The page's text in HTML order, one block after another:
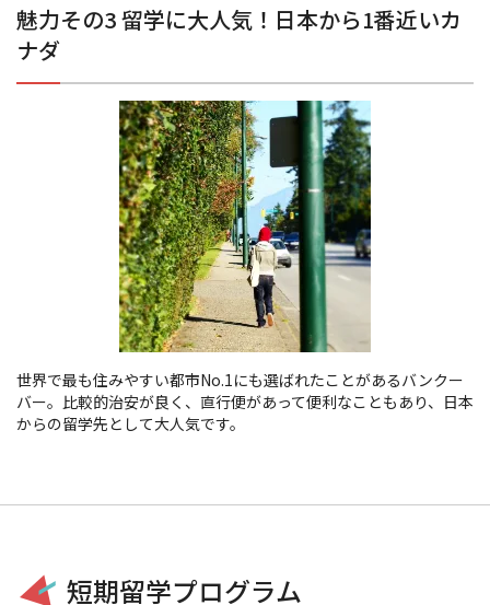
魅力その3 留学に大人気！日本から1番近いカ
ナダ
世界で最も住みやすい都市No.1にも選ばれたことがあるバンクー
バー。比較的治安が良く、直行便があって便利なこともあり、日本
からの留学先として大人気です。
短期留学プログラム